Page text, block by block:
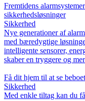
Fremtidens
sikkerhedsløsninger
Sikkerhed
Nye generationer af
med bæredygtige
intelligente sensorer,
skaber en tryggere og
Få dit hjem til at se
Sikkerhed
Med enkle tiltag kan du